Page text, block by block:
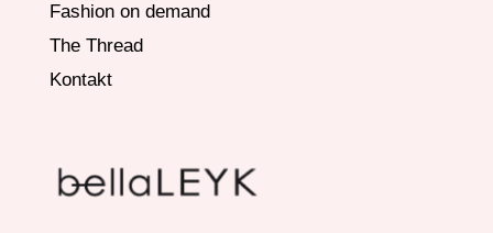
Fashion on demand
The Thread
Kontakt